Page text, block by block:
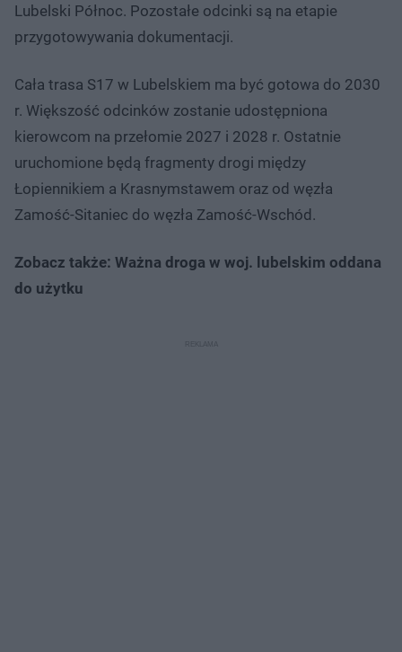
Lubelski Północ. Pozostałe odcinki są na etapie
przygotowywania dokumentacji.
Cała trasa S17 w Lubelskiem ma być gotowa do 2030
r. Większość odcinków zostanie udostępniona
kierowcom na przełomie 2027 i 2028 r. Ostatnie
uruchomione będą fragmenty drogi między
Łopiennikiem a Krasnymstawem oraz od węzła
Zamość-Sitaniec do węzła Zamość-Wschód.
Zobacz także: Ważna droga w woj. lubelskim oddana
do użytku